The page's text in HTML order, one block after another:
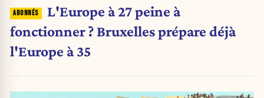
L'Europe à 27 peine à
fonctionner ? Bruxelles prépare déjà
l'Europe à 35